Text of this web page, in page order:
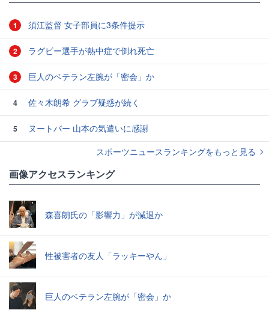
1 須江監督 女子部員に3条件提示
2 ラグビー選手が熱中症で倒れ死亡
3 巨人のベテラン左腕が「密会」か
4 佐々木朗希 グラブ疑惑が続く
5
ヌートバー 山本の気遣いに感謝
スポーツニュースランキングをもっと見る
画像アクセスランキング
森喜朗氏の「影響力」が減退か
性被害者の友人「ラッキーやん」
巨人のベテラン左腕が「密会」か